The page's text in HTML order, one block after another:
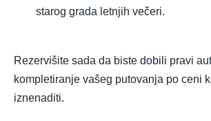
starog grada letnjih večeri.
Rezervišite sada da biste dobili pravi
kompletiranje vašeg putovanja po ceni
iznenaditi.